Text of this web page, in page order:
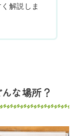
解説しま
な場所？